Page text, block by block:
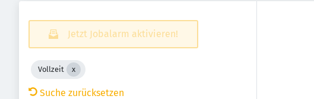
Jetzt Jobalarm aktivieren!
Vollzeit
Suche zurücksetzen